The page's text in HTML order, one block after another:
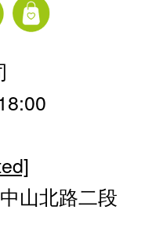
山北路二段